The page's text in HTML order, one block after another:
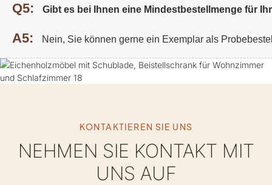
Q5: Gibt es bei Ihnen eine Mindestbestellmenge für
A5: Nein, Sie können gerne ein Exemplar als
KONTAKTIEREN SIE UNS
NEHMEN SIE KONTAKT MIT
UNS AUF